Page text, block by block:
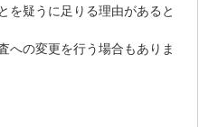
を疑うに足りる理由があると
への変更を行う場合もありま